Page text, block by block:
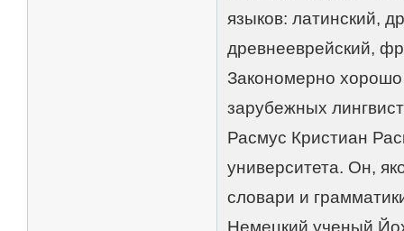
языков: латинский,
древнееврейский,
Закономерно
зарубежных
Расмус Кристиан
университета. Он,
словари и